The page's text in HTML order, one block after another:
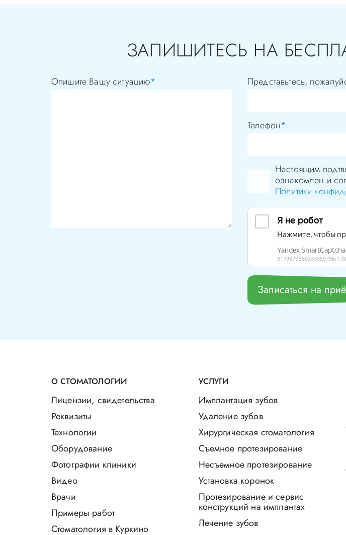
ЗАПИШИТЕСЬ НА
Представьтесь,
Телефон*
Опишите Вашу ситуацию*
Настоящим
ознакомлен и
Политики
Записаться на
О СТОМАТОЛОГИИ
Лицензии, свидетельства
Реквизиты
Технологии
Оборудование
Фотографии клиники
Видео
Врачи
Примеры работ
Стоматология в Куркино
УСЛУГИ
Имплантация зубов
Удаление зубов
Хирургическая стоматология
Съемное протезирование
Несъемное протезирование
Установка коронок
Протезирование и сервис
конструкций на имплантах
Лечение зубов